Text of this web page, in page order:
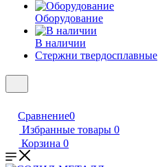
Оборудование
В наличии
Стержни твердосплавные
Сравнение0
Избранные товары 0
Корзина 0